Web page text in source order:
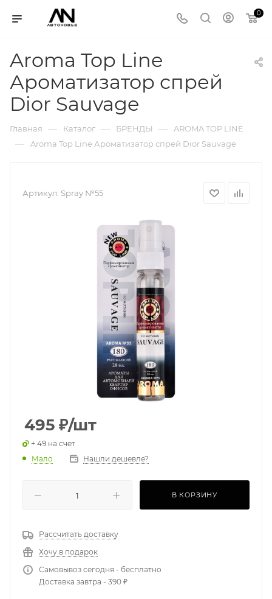
0
Aroma Top Line
Ароматизатор спрей
Dior Sauvage
Главная — Каталог — БРЕНДЫ — AROMA TOP LINE
— Aroma Top Line Ароматизатор спрей Dior Sauvage
Артикул: Spray №55
495 ₽/шт
+ 49 на счет
Мало
Нашли дешевле?
В КОРЗИНУ
Рассчитать доставку
Хочу в подарок
Самовывоз сегодня - бесплатно
Доставка завтра - 390 ₽